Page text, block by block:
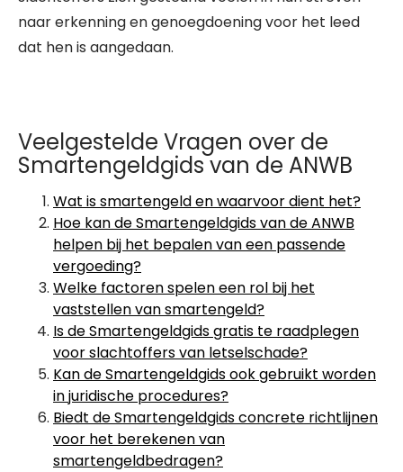
naar erkenning en genoegdoening voor het leed
dat hen is aangedaan.
Veelgestelde Vragen over de
Smartengeldgids van de ANWB
Wat is smartengeld en waarvoor dient het?
Hoe kan de Smartengeldgids van de ANWB
helpen bij het bepalen van een passende
vergoeding?
Welke factoren spelen een rol bij het
vaststellen van smartengeld?
Is de Smartengeldgids gratis te raadplegen
voor slachtoffers van letselschade?
Kan de Smartengeldgids ook gebruikt worden
in juridische procedures?
Biedt de Smartengeldgids concrete richtlijnen
voor het berekenen van
smartengeldbedragen?